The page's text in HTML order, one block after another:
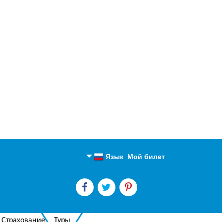
Мой билет
Язык
Английский